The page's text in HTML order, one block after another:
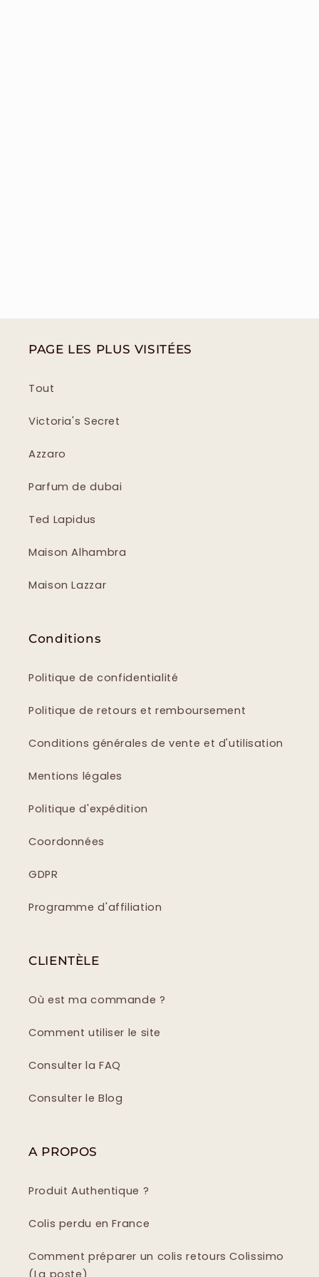
PAGE LES PLUS VISITÉES
Tout
Victoria's Secret
Azzaro
Parfum de dubai
Ted Lapidus
Maison Alhambra
Maison Lazzar
Conditions
Politique de confidentialité
Politique de retours et remboursement
Conditions générales de vente et d'utilisation
Mentions légales
Politique d'expédition
Coordonnées
GDPR
Programme d'affiliation
CLIENTÈLE
Où est ma commande ?
Comment utiliser le site
Consulter la FAQ
Consulter le Blog
A PROPOS
Produit Authentique ?
Colis perdu en France
Comment préparer un colis retours Colissimo
(La poste)